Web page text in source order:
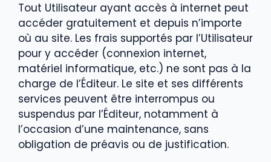
Tout Utilisateur ayant accès à internet peut
accéder gratuitement et depuis n’importe
où au site. Les frais supportés par l’Utilisateur
pour y accéder (connexion internet,
matériel informatique, etc.) ne sont pas à la
charge de l’Éditeur. Le site et ses différents
services peuvent être interrompus ou
suspendus par l’Éditeur, notamment à
l’occasion d’une maintenance, sans
obligation de préavis ou de justification.